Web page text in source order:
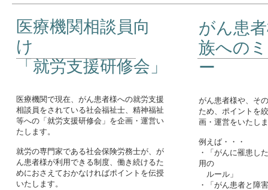
医療機関相談員向
け
「就労支援研修会」
医療機関で現在、がん患者様への就労支援
相談員をされている社会福祉士、精神福祉
等への「就労支援研修会」を企画・運営い
たします。
就労の専門家である社会保険労務士が、が
ん患者様が利用できる制度、働き続けるた
めにおさえておかなければポイントを伝授
いたします。
がん患
族への
ー
がん患者様や、そ
ため、ポイントを
画・運営をいたし
例えば・・・
・「がんに罹患し
用の
ルール」
・「がん患者と障